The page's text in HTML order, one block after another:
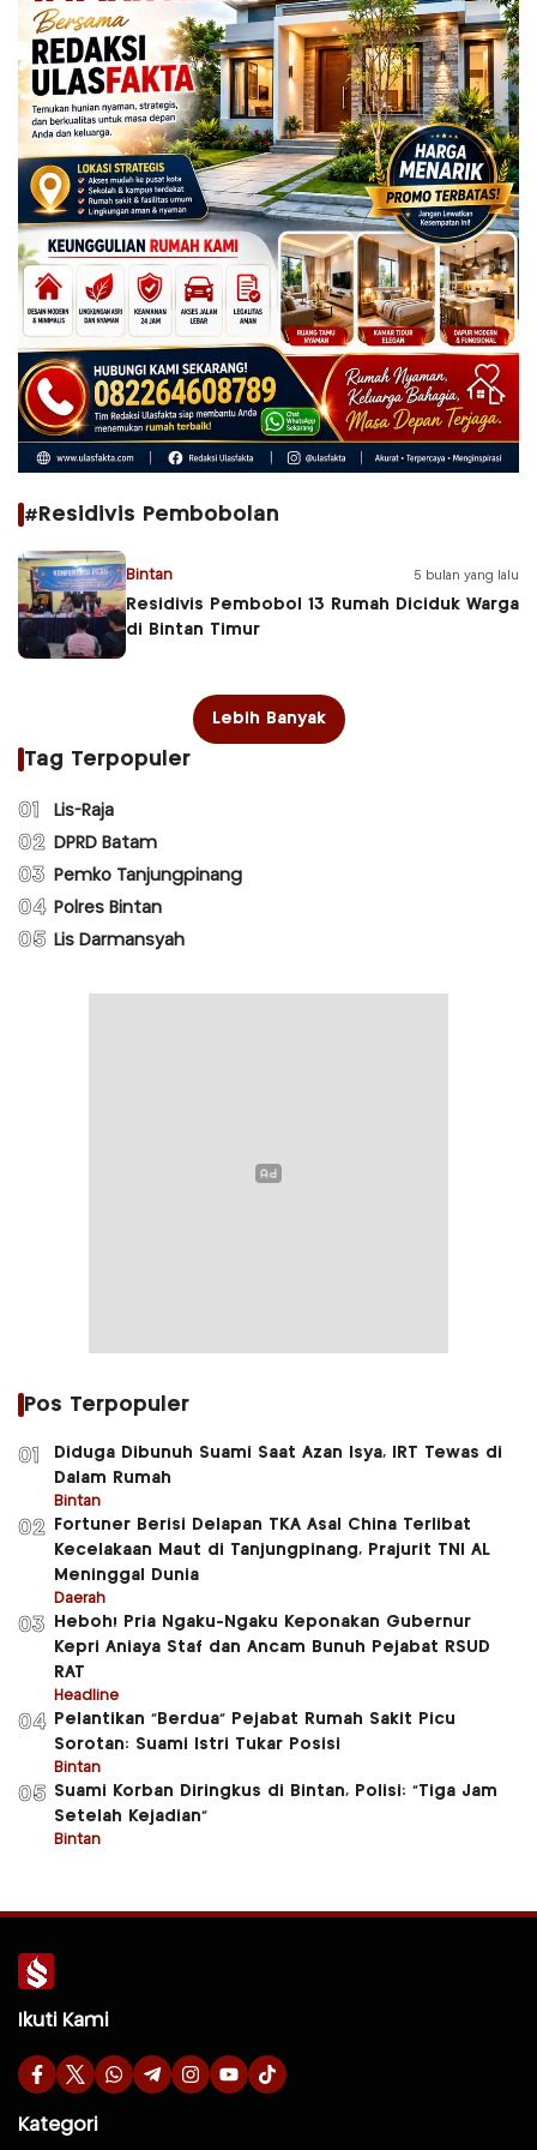
#Residivis Pembobolan
Bintan 5 bulan yang lalu
Residivis Pembobol 13 Rumah Diciduk Warga
di Bintan Timur
Lebih Banyak
Tag Terpopuler
01 Lis-Raja
02 DPRD Batam
03 Pemko Tanjungpinang
04 Polres Bintan
05 Lis Darmansyah
Pos Terpopuler
01
Diduga Dibunuh Suami Saat Azan Isya, IRT Tewas di
Dalam Rumah
Bintan
02
Fortuner Berisi Delapan TKA Asal China Terlibat
Kecelakaan Maut di Tanjungpinang, Prajurit TNI AL
Meninggal Dunia
Daerah
03
Heboh! Pria Ngaku-Ngaku Keponakan Gubernur
Kepri Aniaya Staf dan Ancam Bunuh Pejabat RSUD
RAT
Headline
04
Pelantikan “Berdua” Pejabat Rumah Sakit Picu
Sorotan: Suami Istri Tukar Posisi
Bintan
05 Suami Korban Diringkus di Bintan, Polisi: “Tiga Jam
Setelah Kejadian”
Bintan
Ikuti Kami
Kategori